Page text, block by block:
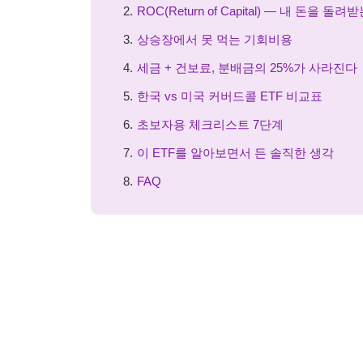
ROC(Return of Capital) — 내 돈을 돌려받
상승장에서 못 먹는 기회비용
세금 + 건보료, 분배금의 25%가 사라진다
한국 vs 미국 커버드콜 ETF 비교표
초보자용 체크리스트 7단계
이 ETF를 알아보면서 든 솔직한 생각
FAQ